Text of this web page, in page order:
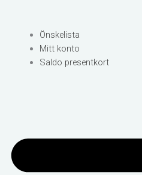
Önskelista
Mitt konto
Saldo presentkort